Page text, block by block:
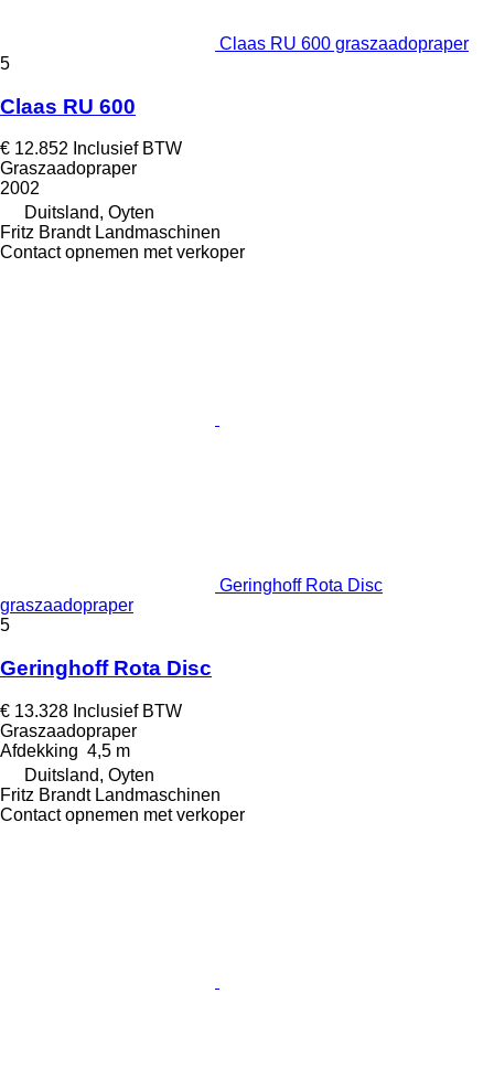
Claas RU 600 graszaadopraper
5
Claas RU 600
€ 12.852 Inclusief BTW
Graszaadopraper
2002
Duitsland, Oyten
Fritz Brandt Landmaschinen
Contact opnemen met verkoper
Geringhoff Rota Disc
graszaadopraper
5
Geringhoff Rota Disc
€ 13.328 Inclusief BTW
Graszaadopraper
Afdekking 4,5 m
Duitsland, Oyten
Fritz Brandt Landmaschinen
Contact opnemen met verkoper